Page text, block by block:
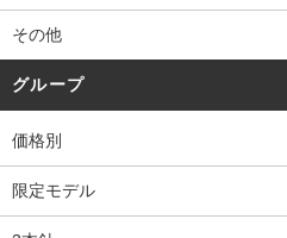
その他
グループ
価格別
限定モデル